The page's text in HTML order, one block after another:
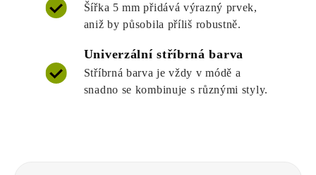
Šířka 5 mm přidává výrazný prvek,
aniž by působila příliš robustně.
Univerzální stříbrná barva
Stříbrná barva je vždy v módě a
snadno se kombinuje s různými styly.